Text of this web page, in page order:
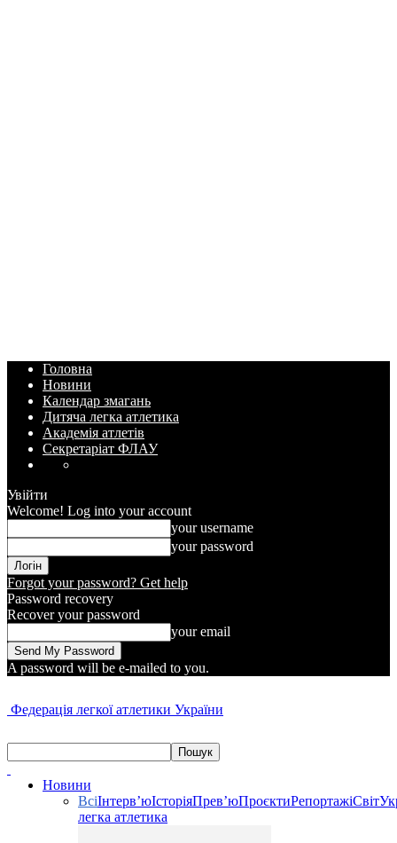
Головна
Новини
Календар змагань
Дитяча легка атлетика
Академія атлетів
Секретаріат ФЛАУ
Увійти
Welcome! Log into your account
your username
your password
Forgot your password? Get help
Password recovery
Recover your password
your email
A password will be e-mailed to you.
Федерація легкої атлетики України
Новини
ВсіІнтерв’юІсторіяПрев’юПроєктиРепортажіСвіт
легка атлетика